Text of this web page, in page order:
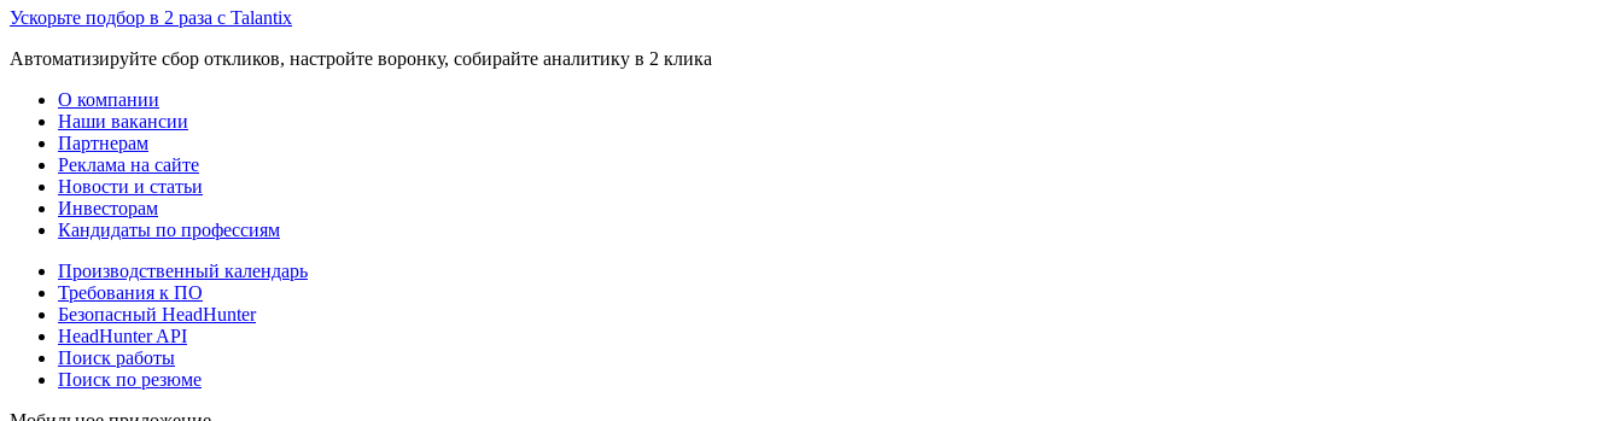
Ускорьте подбор в 2 раза с Talantix
Автоматизируйте сбор откликов, настройте воронку, собирайте аналитику в 2 клика
О компании
Наши вакансии
Партнерам
Реклама на сайте
Новости и статьи
Инвесторам
Кандидаты по профессиям
Производственный календарь
Требования к ПО
Безопасный HeadHunter
HeadHunter API
Поиск работы
Поиск по резюме